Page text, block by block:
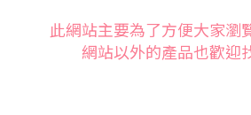
此網站主要為了方便大家瀏
網站以外的產品也歡迎